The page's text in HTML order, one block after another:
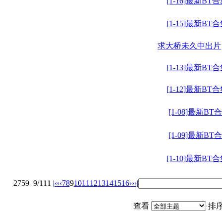
[1-15]最新BT合
求大桥未久中出片
[1-13]最新BT合
[1-12]最新BT合
[1-08]最新BT
[1-09]最新BT
[1-10]最新BT合
2759 9/111 |‹‹‹7891011 1213141516›››|
查看 排